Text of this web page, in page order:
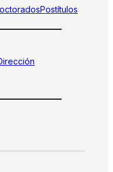
Postítulos